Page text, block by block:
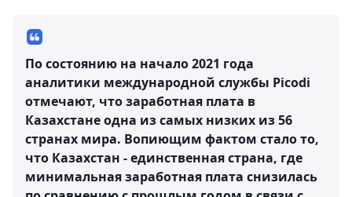
По состоянию на начало 2021 года
аналитики международной службы Picodi
отмечают, что заработная плата в
Казахстане одна из самых низких из 56
странах мира. Вопиющим фактом стало то,
что Казахстан - единственная страна, где
минимальная заработная плата снизилась